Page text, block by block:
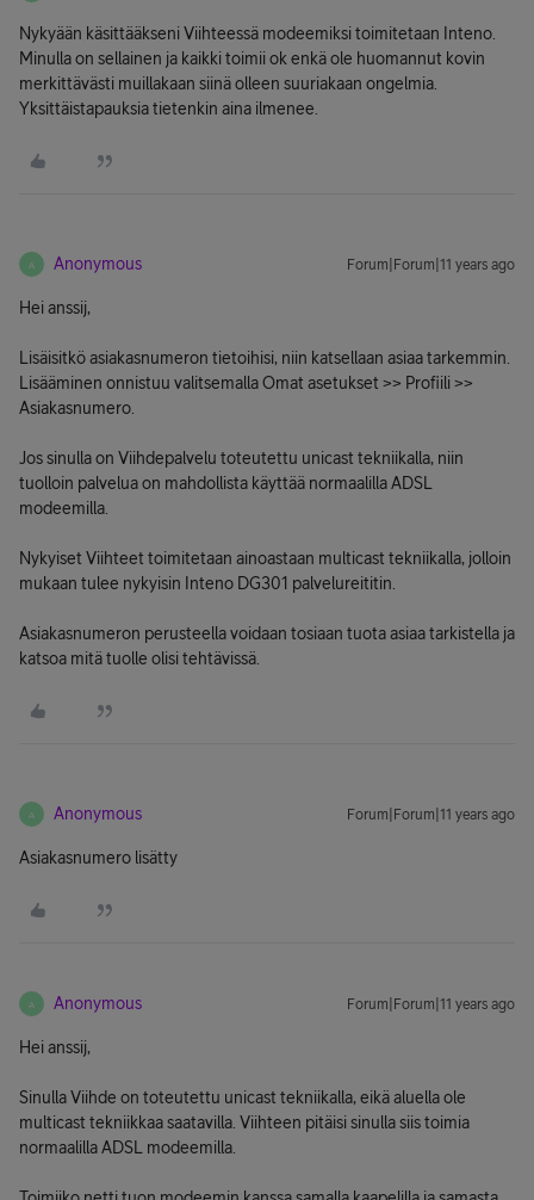
Nykyään käsittääkseni Viihteessä modeemiksi toimitetaan Inteno.
Minulla on sellainen ja kaikki toimii ok enkä ole huomannut kovin
merkittävästi muillakaan siinä olleen suuriakaan ongelmia.
Yksittäistapauksia tietenkin aina ilmenee.
A Anonymous Forum|Forum|11 years ago
Hei anssij,
Lisäisitkö asiakasnumeron tietoihisi, niin katsellaan asiaa tarkemmin.
Lisääminen onnistuu valitsemalla Omat asetukset >> Profiili >>
Asiakasnumero.
Jos sinulla on Viihdepalvelu toteutettu unicast tekniikalla, niin
tuolloin palvelua on mahdollista käyttää normaalilla ADSL
modeemilla.
Nykyiset Viihteet toimitetaan ainoastaan multicast tekniikalla, jolloin
mukaan tulee nykyisin Inteno DG301 palvelureititin.
Asiakasnumeron perusteella voidaan tosiaan tuota asiaa tarkistella ja
katsoa mitä tuolle olisi tehtävissä.
A Anonymous Forum|Forum|11 years ago
Asiakasnumero lisätty
A Anonymous Forum|Forum|11 years ago
Hei anssij,
Sinulla Viihde on toteutettu unicast tekniikalla, eikä aluella ole
multicast tekniikkaa saatavilla. Viihteen pitäisi sinulla siis toimia
normaalilla ADSL modeemilla.